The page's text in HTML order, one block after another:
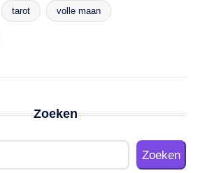
tarot volle maan
Zoeken
Zoeken